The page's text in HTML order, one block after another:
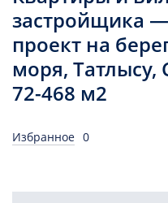
застройщика
проект на
моря,
72-468 м2
Избранное 0